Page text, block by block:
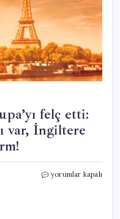
felç etti:
var, İngiltere
Sıcak
yorumlar kapalı